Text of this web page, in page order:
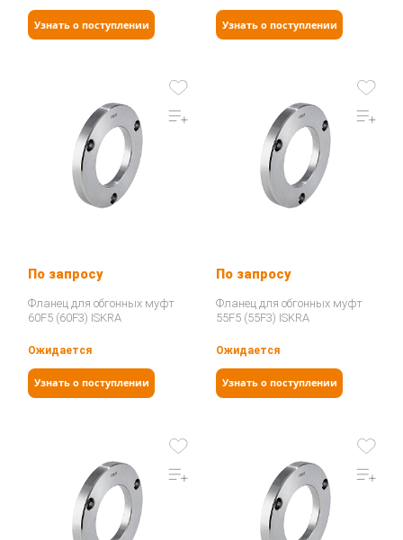
Узнать о поступлении Узнать о поступлении
По запросу
Фланец для обгонных муфт
60F5 (60F3) ISKRA
Ожидается
Узнать о поступлении
По запросу
Фланец для обгонных муфт
55F5 (55F3) ISKRA
Ожидается
Узнать о поступлении